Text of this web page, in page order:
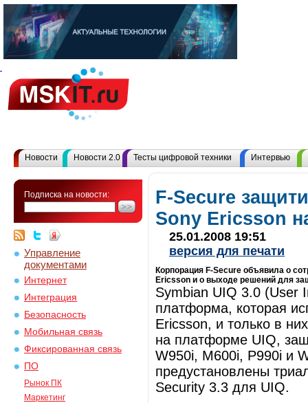
Новости Новости 2.0 Тесты цифровой техники Интервью
Подписка на новости:
Управление
документами
Интернет
Интеграция
Безопасность
Мобильная связь
Фиксированная связь
ПО
Рынок ПК
Маркетинг
F-Secure
Sony Ericsson
25.01.2008 19:51
версия для печати
Корпорация F-Secure объявила о
Ericsson и о выходе решений для
Symbian UIQ 3.0 (User
платформа, которая
Ericsson, и только в
на платформе UIQ,
W950i, M600i, P990i и
предустановлены
Security 3.3 для UIQ.